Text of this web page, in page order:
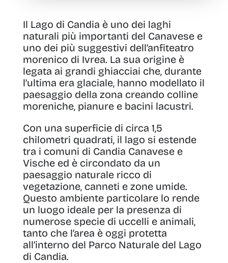
Il Lago di Candia è uno dei laghi
naturali più importanti del Canavese e
uno dei più suggestivi dell’anfiteatro
morenico di Ivrea. La sua origine è
legata ai grandi ghiacciai che, durante
l’ultima era glaciale, hanno modellato il
paesaggio della zona creando colline
moreniche, pianure e bacini lacustri.
Con una superficie di circa 1,5
chilometri quadrati, il lago si estende
tra i comuni di Candia Canavese e
Vische ed è circondato da un
paesaggio naturale ricco di
vegetazione, canneti e zone umide.
Questo ambiente particolare lo rende
un luogo ideale per la presenza di
numerose specie di uccelli e animali,
tanto che l’area è oggi protetta
all’interno del Parco Naturale del Lago
di Candia.